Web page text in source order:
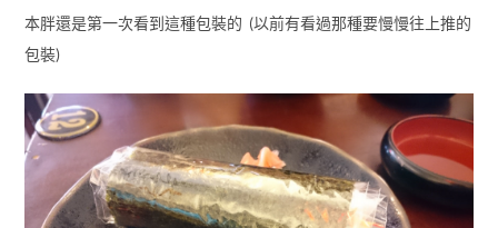
本胖還是第一次看到這種包裝的 (以前有看過那種要慢慢往上推的
包裝)